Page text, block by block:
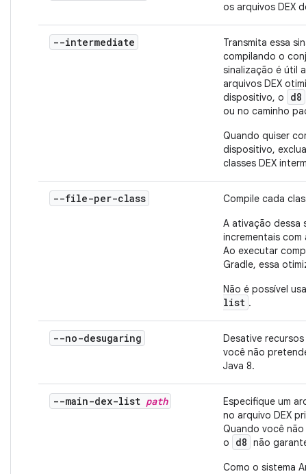
os arquivos DEX
--intermediate Transmita essa
compilando o
sinalização é útil
arquivos DEX
dispositivo, o
d8
ou no caminho
Quando quiser
dispositivo,
classes DEX
--file-per-class
Compile cada
A ativação dessa
incrementais
Ao executar
Gradle, essa
Não é possível
list .
--no-desugaring
Desative
você não
Java 8.
--main-dex-list path Especifique um
no arquivo DEX
Quando você
o
d8 não
Como o sistema